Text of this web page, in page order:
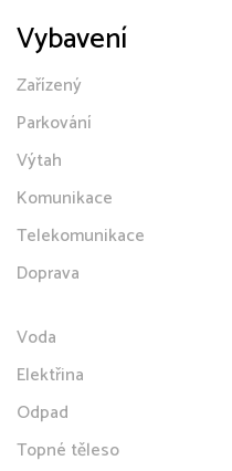
Vybavení
Zařízený
Parkování
Výtah
Komunikace
Telekomunikace
Doprava
Voda
Elektřina
Odpad
Topné těleso